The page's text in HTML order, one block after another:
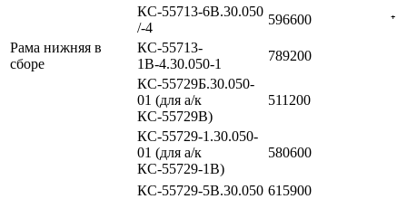
КС-55713-6В.30.050
/-4
596600
⁺
Рама нижняя в
сборе
КС-55713-
1В-4.30.050-1
789200
КС-55729Б.30.050-
01 (для а/к
КС-55729В)
511200
КС-55729-1.30.050-
01 (для а/к
КС-55729-1В)
580600
КС-55729-5В.30.050 615900